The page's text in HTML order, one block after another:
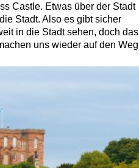
Castle. Etwas über der Stadt
Stadt. Also es gibt sicher
in die Stadt sehen, doch das
uns wieder auf den Weg